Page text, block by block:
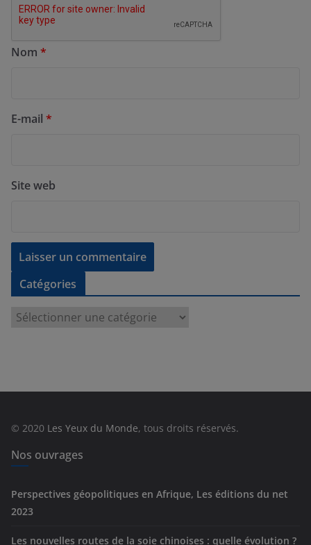
Nom *
E-mail *
Site web
Catégories
e
s
© 2020 Les Yeux du Monde, tous droits réservés.
Nos ouvrages
Perspectives géopolitiques en Afrique, Les éditions du net
2023
Les nouvelles routes de la soie chinoises : quelle évolution ?